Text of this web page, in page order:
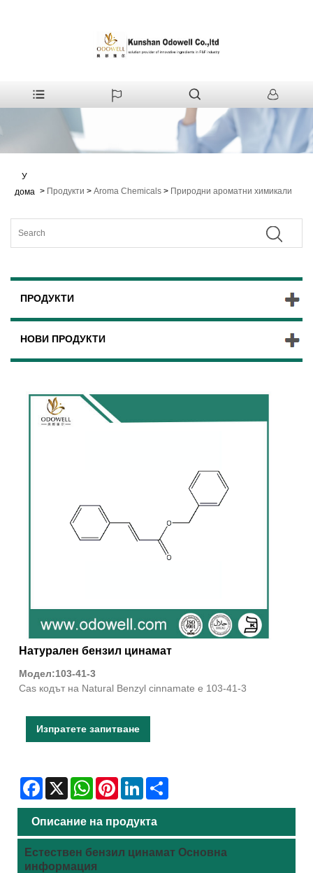
У
дома > Продукти > Aroma Chemicals > Природни ароматни химикали
ПРОДУКТИ
НОВИ ПРОДУКТИ
Натурален бензил цинамат
Модел:103-41-3
Cas кодът на Natural Benzyl cinnamate е 103-41-3
Изпратете запитване
Facebook
X WhatsAppPinterestLinkedIn
Описание на продукта
Естествен бензил цинамат Основна
информация